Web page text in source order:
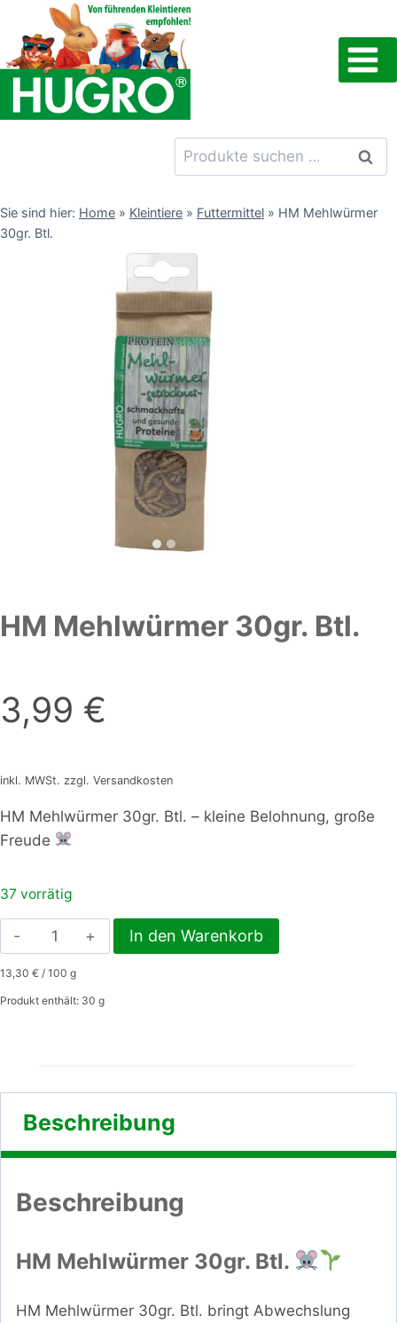
Inhalt
springen
Suchen
nach:
Sie sind hier: Home » Kleintiere » Futtermittel » HM Mehlwürmer
30gr. Btl.
HM Mehlwürmer 30gr. Btl.
3,99 €
inkl. MWSt. zzgl. Versandkosten
HM Mehlwürmer 30gr. Btl. – kleine Belohnung, große
Freude
37 vorrätig
HM
Mehlwürmer
30gr.
Btl.
In den Warenkorb
13,30 € / 100 g
Produkt enthält: 30 g
Beschreibung
Beschreibung
HM Mehlwürmer 30gr. Btl.
HM Mehlwürmer 30gr. Btl. bringt Abwechslung